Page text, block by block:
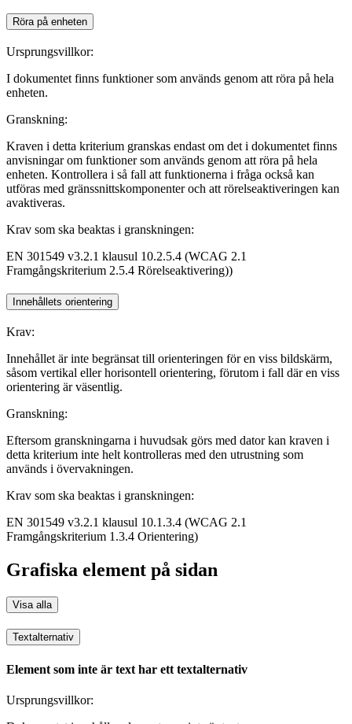
Röra på enheten
Ursprungsvillkor:
I dokumentet finns funktioner som används genom att röra på hela
enheten.
Granskning:
Kraven i detta kriterium granskas endast om det i dokumentet finns
anvisningar om funktioner som används genom att röra på hela
enheten. Kontrollera i så fall att funktionerna i fråga också kan
utföras med gränssnittskomponenter och att rörelseaktiveringen kan
avaktiveras.
Krav som ska beaktas i granskningen:
EN 301549 v3.2.1 klausul 10.2.5.4 (WCAG 2.1
Framgångskriterium 2.5.4 Rörelseaktivering))
Innehållets orientering
Krav:
Innehållet är inte begränsat till orienteringen för en viss bildskärm,
såsom vertikal eller horisontell orientering, förutom i fall där en viss
orientering är väsentlig.
Granskning:
Eftersom granskningarna i huvudsak görs med dator kan kraven i
detta kriterium inte helt kontrolleras med den utrustning som
används i övervakningen.
Krav som ska beaktas i granskningen:
EN 301549 v3.2.1 klausul 10.1.3.4 (WCAG 2.1
Framgångskriterium 1.3.4 Orientering)
Grafiska element på sidan
Visa alla
Textalternativ
Element som inte är text har ett textalternativ
Ursprungsvillkor: